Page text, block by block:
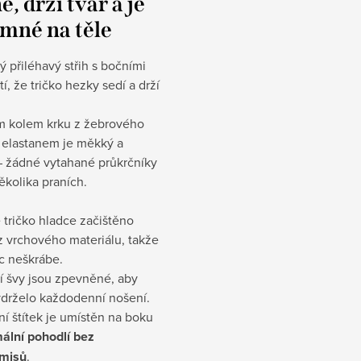
na těle
přiléhavý střih s bočními
že tričko hezky sedí a drží
kolem krku z žebrového
je měkký a
žádné vytahané průkrčníky
praních.
hladce začištěno
vrchového materiálu, takže
neškrábe.
švy jsou zpevněné, aby
každodenní nošení.
štítek je umístěn na boku
pohodlí bez
.